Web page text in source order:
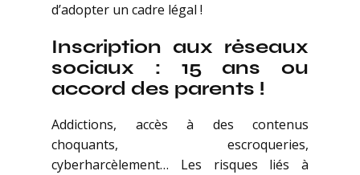
d’adopter un cadre légal !
Inscription aux réseaux
sociaux : 15 ans ou
accord des parents !
Addictions, accès à des contenus
choquants, escroqueries,
cyberharcèlement… Les risques liés à